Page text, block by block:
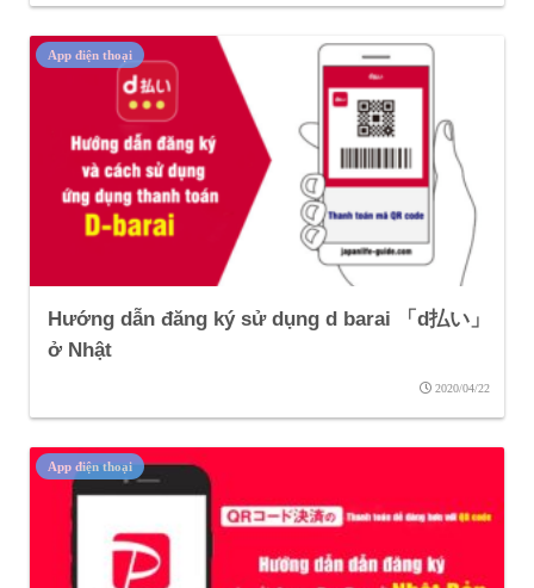
App điện thoại
Hướng dẫn đăng ký sử dụng d barai 「d払い」
ở Nhật
2020/04/22
App điện thoại